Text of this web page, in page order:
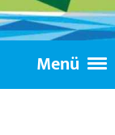
Menü